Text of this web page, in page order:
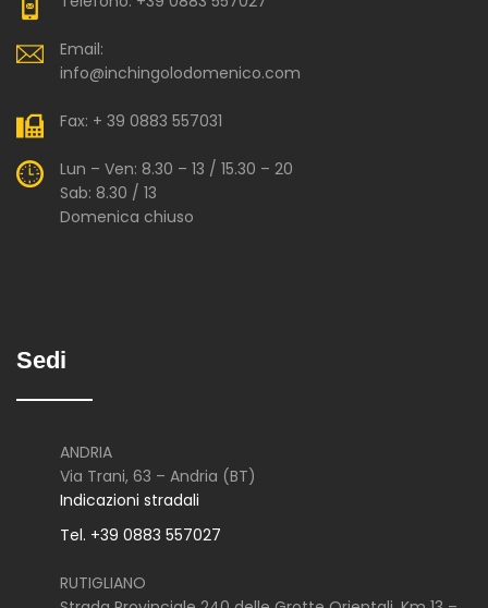
Email:
info@inchingolodomenico.com
Fax: + 39 0883 557031
Lun – Ven: 8.30 – 13 / 15.30 – 20
Sab: 8.30 / 13
Domenica chiuso
Sedi
ANDRIA
Via Trani, 63 – Andria (BT)
Indicazioni stradali
Tel. +39 0883 557027
RUTIGLIANO